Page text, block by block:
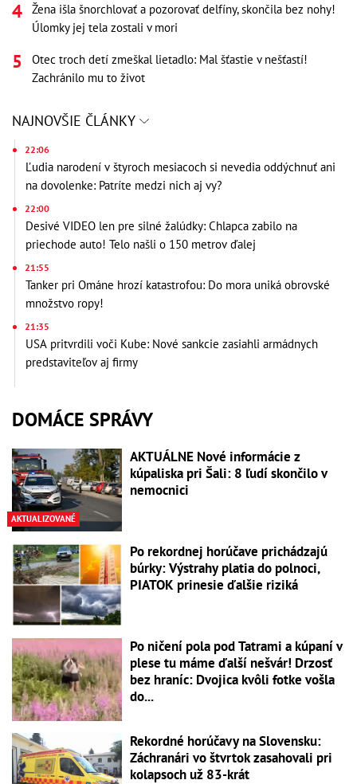
Žena išla šnorchlovať a pozorovať delfíny, skončila bez nohy!
Úlomky jej tela zostali v mori
Otec troch detí zmeškal lietadlo: Mal šťastie v nešťastí!
Zachránilo mu to život
NAJNOVŠIE ČLÁNKY
22:06
Ľudia narodení v štyroch mesiacoch si nevedia oddýchnuť ani
na dovolenke: Patríte medzi nich aj vy?
22:00
Desivé VIDEO len pre silné žalúdky: Chlapca zabilo na
priechode auto! Telo našli o 150 metrov ďalej
21:55
Tanker pri Ománe hrozí katastrofou: Do mora uniká obrovské
množstvo ropy!
21:35
USA pritvrdili voči Kube: Nové sankcie zasiahli armádnych
predstaviteľov aj firmy
DOMÁCE SPRÁVY
AKTUALIZOVANÉ
AKTUÁLNE Nové informácie z
kúpaliska pri Šali: 8 ľudí skončilo v
nemocnici
Po rekordnej horúčave prichádzajú
búrky: Výstrahy platia do polnoci,
PIATOK prinesie ďalšie riziká
Po ničení pola pod Tatrami a kúpaní v
plese tu máme ďalší nešvár! Drzosť
bez hraníc: Dvojica kvôli fotke vošla
do...
Rekordné horúčavy na Slovensku:
Záchranári vo štvrtok zasahovali pri
kolapsoch už 83-krát